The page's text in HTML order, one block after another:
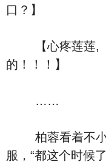
口？】
【心疼莲莲,
的！！！】
……
柏蓉看着不小
服，“都这个时候